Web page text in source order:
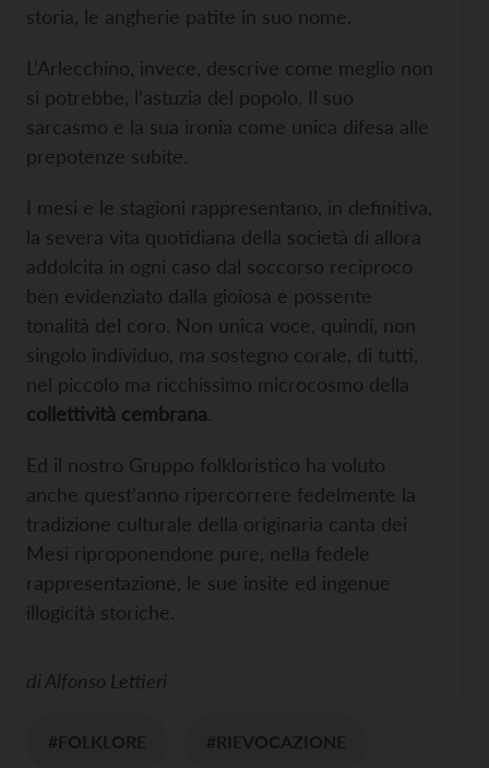
storia, le angherie patite in suo nome.
L’Arlecchino, invece, descrive come meglio non
si potrebbe, l’astuzia del popolo. Il suo
sarcasmo e la sua ironia come unica difesa alle
prepotenze subite.
I mesi e le stagioni rappresentano, in definitiva,
la severa vita quotidiana della società di allora
addolcita in ogni caso dal soccorso reciproco
ben evidenziato dalla gioiosa e possente
tonalità del coro. Non unica voce, quindi, non
singolo individuo, ma sostegno corale, di tutti,
nel piccolo ma ricchissimo microcosmo della
collettività cembrana.
Ed il nostro Gruppo folkloristico ha voluto
anche quest’anno ripercorrere fedelmente la
tradizione culturale della originaria canta dei
Mesi riproponendone pure, nella fedele
rappresentazione, le sue insite ed ingenue
illogicità storiche.
diAlfonso Lettieri
#FOLKLORE #RIEVOCAZIONE